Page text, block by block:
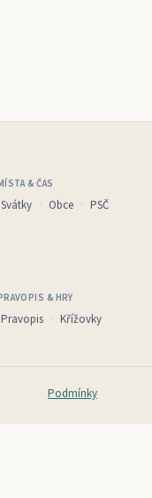
& ČAS
Svátky Obce PSČ
& HRY
Pravopis Křížovky
Podmínky